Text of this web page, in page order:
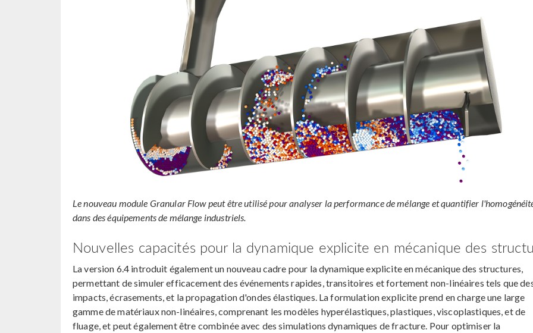
Le nouveau module Granular Flow peut être utilisé pour analyser la performance de mélange et quantifier
dans des équipements de mélange industriels.
Nouvelles capacités pour la dynamique explicite en mécanique des
La version 6.4 introduit également un nouveau cadre pour la dynamique explicite en mécanique des structures,
permettant de simuler efficacement des événements rapides, transitoires et fortement non-linéaires tels que
impacts, écrasements, et la propagation d'ondes élastiques. La formulation explicite prend en charge une large
gamme de matériaux non-linéaires, comprenant les modèles hyperélastiques, plastiques, viscoplastiques, et de
fluage, et peut également être combinée avec des simulations dynamiques de fracture. Pour optimiser la